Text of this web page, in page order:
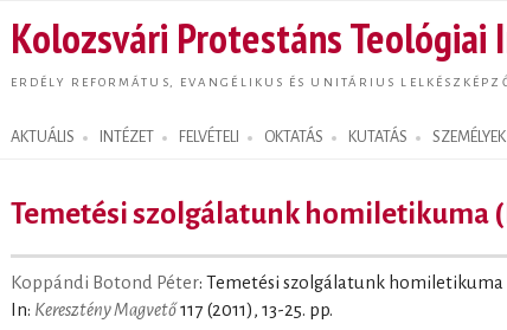
Kolozsvári Protestáns Teológiai
ERDÉLY REFORMÁTUS, EVANGÉLIKUS ÉS UNITÁRIUS
AKTUÁLIS INTÉZET FELVÉTELI OKTATÁS KUTATÁS SZEMÉLYEK
Search form
Temetési szolgálatunk homiletikuma
Koppándi Botond Péter: Temetési szolgálatunk homiletikuma
In: Keresztény Magvető117 (2011), 13-25. pp.